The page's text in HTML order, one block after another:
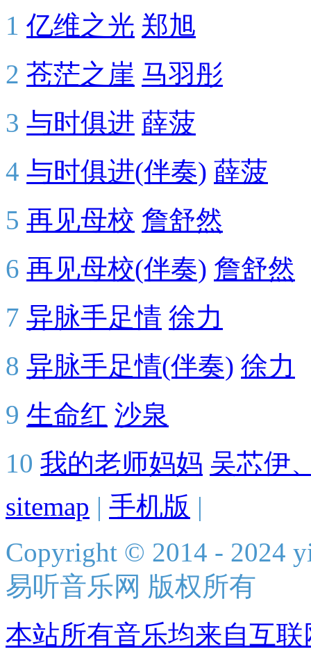
1 亿维之光 郑旭
2 苍茫之崖 马羽彤
3 与时俱进 薛菠
4 与时俱进(伴奏) 薛菠
5 再见母校 詹舒然
6 再见母校(伴奏) 詹舒然
7 异脉手足情 徐力
8 异脉手足情(伴奏) 徐力
9 生命红 沙泉
10 我的老师妈妈 吴芯伊
sitemap | 手机版 |
Copyright © 2014 - 2024
易听音乐网 版权所有
本站所有音乐均来自互